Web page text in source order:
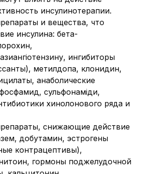
инсулинотерапии.
и вещества, что
инсулина: бета-
ингибиторы
метилдопа, клонидин,
анаболические
сульфонаміди,
хинолонового ряда и
снижающие действие
добутамин, эстрогены
контрацептивы),
гормоны поджелудочной